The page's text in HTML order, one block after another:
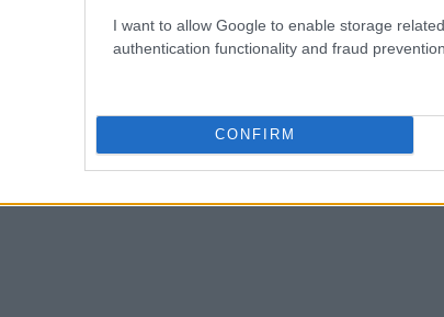
I want to allow Google to enable storage
authentication functionality and fraud
CONFIRM